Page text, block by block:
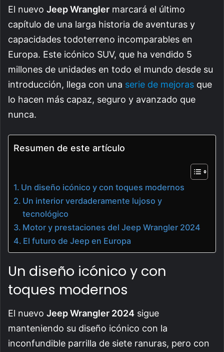
El nuevo Jeep Wrangler marcará el último
capítulo de una larga historia de aventuras y
capacidades todoterreno incomparables en
Europa. Este icónico SUV, que ha vendido 5
millones de unidades en todo el mundo desde su
introducción, llega con una serie de mejoras que
lo hacen más capaz, seguro y avanzado que
nunca.
Resumen de este artículo
Un diseño icónico y con toques modernos
Un interior verdaderamente lujoso y
tecnológico
Motor y prestaciones del Jeep Wrangler 2024
El futuro de Jeep en Europa
Un diseño icónico y con
toques modernos
El nuevo Jeep Wrangler 2024 sigue
manteniendo su diseño icónico con la
inconfundible parrilla de siete ranuras, pero con